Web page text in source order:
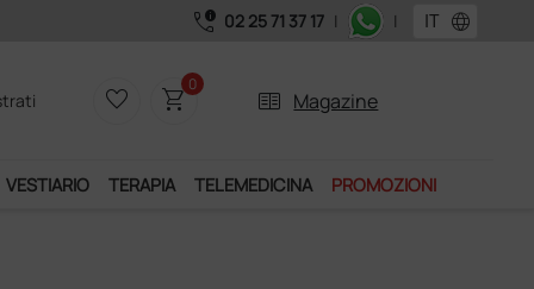
Acquistando il
call_quality 02 25 71 37 17 | | language
favorite_border shopping_cart0
two_pager Magazine
VESTIARIO TERAPIA TELEMEDICINA PROMOZIONI